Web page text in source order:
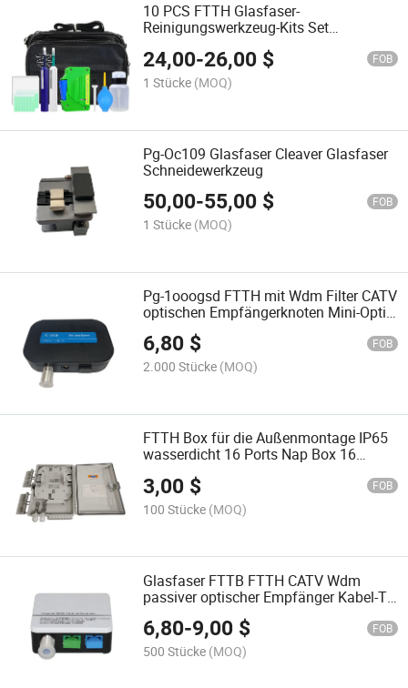
10 PCS FTTH Glasfaser-
Reinigungswerkzeug-Kits Set
1.25mm/2.5mm Ein-Klick-Reiniger Stift
Baumwollstäbchen Set
24,00-26,00 $ FOB
1 Stücke (MOQ)
Pg-Oc109 Glasfaser Cleaver Glasfaser
Schneidewerkzeug
50,00-55,00 $ FOB
1 Stücke (MOQ)
Pg-1ooogsd FTTH mit Wdm Filter CATV
optischen Empfängerknoten Mini-Optik-
Knoten Innen
6,80 $ FOB
2.000 Stücke (MOQ)
FTTH Box für die Außenmontage IP65
wasserdicht 16 Ports Nap Box 16
3,00 $ FOB
100 Stücke (MOQ)
Glasfaser FTTB FTTH CATV Wdm
passiver optischer Empfänger Kabel-TV
Mini-Knoten für Epon Gpon
6,80-9,00 $ FOB
500 Stücke (MOQ)